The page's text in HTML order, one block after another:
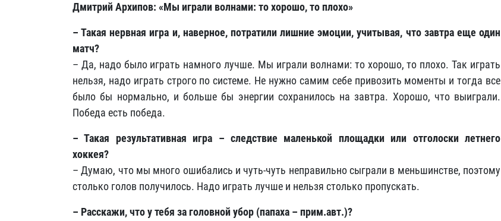
Дмитрий Архипов: «Мы играли волнами: то хорошо, то плохо»
– Такая нервная игра и, наверное, потратили лишние эмоции, учитывая, что завтра еще один
матч?
– Да, надо было играть намного лучше. Мы играли волнами: то хорошо, то плохо. Так играть
нельзя, надо играть строго по системе. Не нужно самим себе привозить моменты и тогда все
было бы нормально, и больше бы энергии сохранилось на завтра. Хорошо, что выиграли.
Победа есть победа.
– Такая результативная игра – следствие маленькой площадки или отголоски летнего
хоккея?
– Думаю, что мы много ошибались и чуть-чуть неправильно сыграли в меньшинстве, поэтому
столько голов получилось. Надо играть лучше и нельзя столько пропускать.
– Расскажи, что у тебя за головной убор (папаха – прим.авт.)?